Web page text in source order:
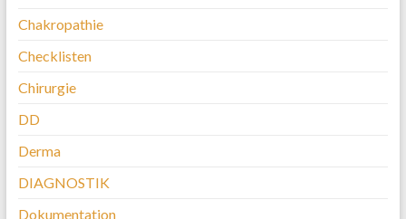
Chakropathie
Checklisten
Chirurgie
DD
Derma
DIAGNOSTIK
Dokumentation